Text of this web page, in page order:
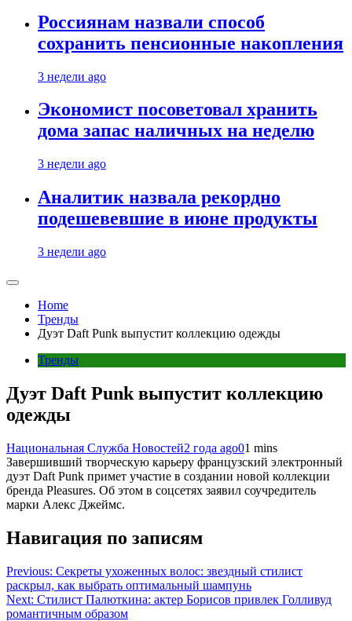
Россиянам назвали способ
сохранить пенсионные накопления
3 недели ago
Экономист посоветовал хранить
дома запас наличных на неделю
3 недели ago
Аналитик назвала рекордно
подешевевшие в июне продукты
3 недели ago
Home
Тренды
Дуэт Daft Punk выпустит коллекцию одежды
Тренды
Дуэт Daft Punk выпустит коллекцию
одежды
Национальная Служба Новостей2 года ago01 mins
Завершивший творческую карьеру французский электронный
дуэт Daft Punk примет участие в создании новой коллекции
бренда Pleasures. Об этом в соцсетях заявил соучредитель
марки Алекс Джеймс.
Навигация по записям
Previous: Секреты ухоженных волос: звездный стилист
раскрыл, как выбрать оптимальный шампунь
Next: Стилист Палюткина: актер Борисов привлек Голливуд
романтичным образом